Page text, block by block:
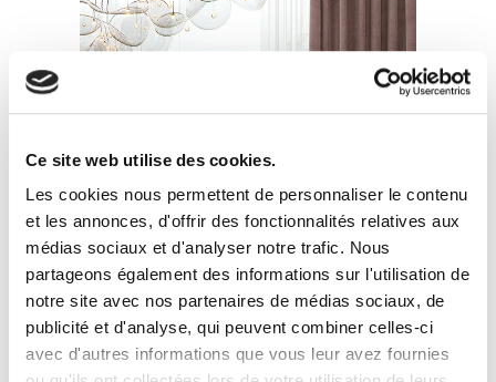
Ce site web utilise des cookies.
Les cookies nous permettent de personnaliser le contenu
et les annonces, d'offrir des fonctionnalités relatives aux
médias sociaux et d'analyser notre trafic. Nous
partageons également des informations sur l'utilisation de
notre site avec nos partenaires de médias sociaux, de
publicité et d'analyse, qui peuvent combiner celles-ci
avec d'autres informations que vous leur avez fournies